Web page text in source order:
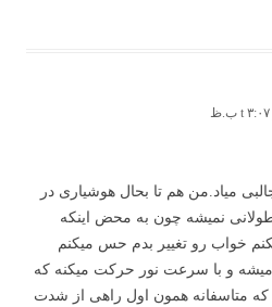
میاد.من هم تا بحال هوشیاری در
نمیشه چون به محض اینکه
خواب رو تغییر بدم حس میکنم
میشه و با سرعت نور حرکت میکنه که
که متاسفانه همون اول راهی از شدت